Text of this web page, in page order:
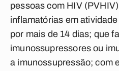
pessoas com HIV
inflamatórias em
por mais de 14 dias; que
imunossupressores ou
a imunossupressão; com